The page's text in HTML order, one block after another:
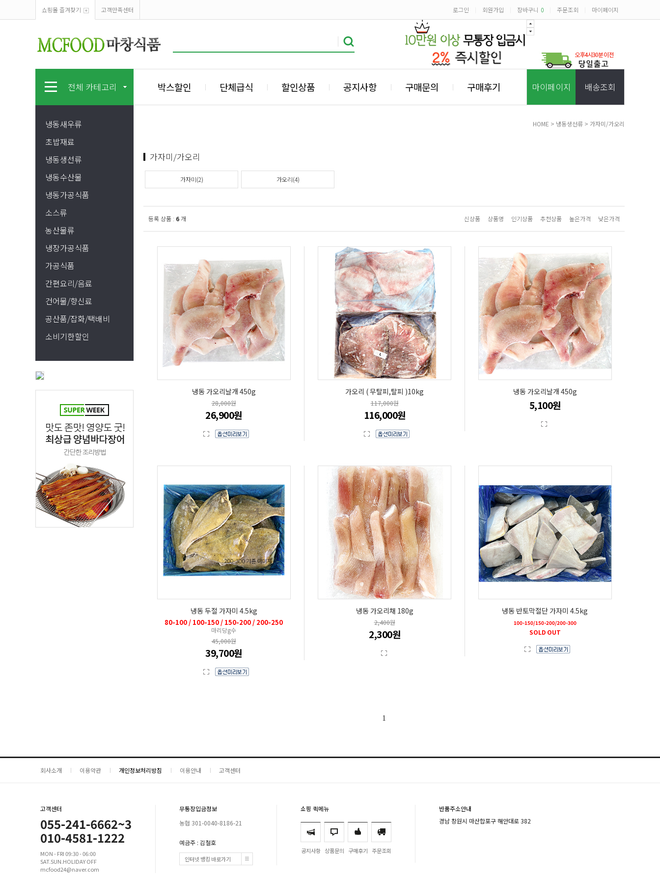
쇼핑몰 즐겨찾기 고객만족센터 로그인 회원가입 장바구니 0 주문조회 마이페이지
전체 카테고리 박스할인 단체급식 할인상품 공지사항 구매문의 구매후기 마이페이지 배송조회
냉동새우류
초밥재료
냉동생선류
냉동수산물
냉동가공식품
소스류
농산물류
냉장가공식품
가공식품
간편요리/음료
건어물/향신료
공산품/잡화/택배비
소비기한할인
HOME > 냉동생선류 > 가자미/가오리
가자미/가오리
가자미(2) 가오리(4)
등록 상품 : 6 개 신상품 상품명 인기상품 추천상품 높은가격 낮은가격
냉동 가오리날개 450g
28,000원
26,900원
가오리 ( 무탈피,탈피 )10kg
117,000원
116,000원
냉동 가오리날개 450g
5,100원
냉동 두절 가자미 4.5kg
80-100 / 100-150 / 150-200 / 200-250
마리당g수
45,000원
39,700원
냉동 가오리채 180g
2,400원
2,300원
냉동 반토막절단 가자미 4.5kg
100-150/150-200/200-300
SOLD OUT
1
회사소개 이용약관 개인정보처리방침 이용안내 고객센터
고객센터
055-241-6662~3
010-4581-1222
MON - FRI 09:30 - 06:00
SAT.SUN.HOLIDAY OFF
mcfood24@naver.com
무통장입금정보
농협 301-0040-8186-21
예금주 : 김철호
인터넷 뱅킹 바로가기
쇼핑 퀵메뉴
공지사항 상품문의 구매후기 주문조회
반품주소안내
경남 창원시 마산합포구 해안대로 382